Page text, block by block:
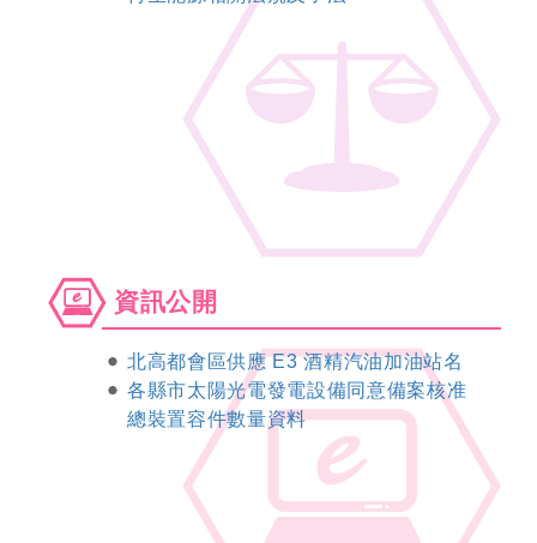
資
訊
資訊公開
北高都會區供應 E3 酒精汽油加油站名
各縣市太陽光電發電設備同意備案核准
總裝置容件數量資料